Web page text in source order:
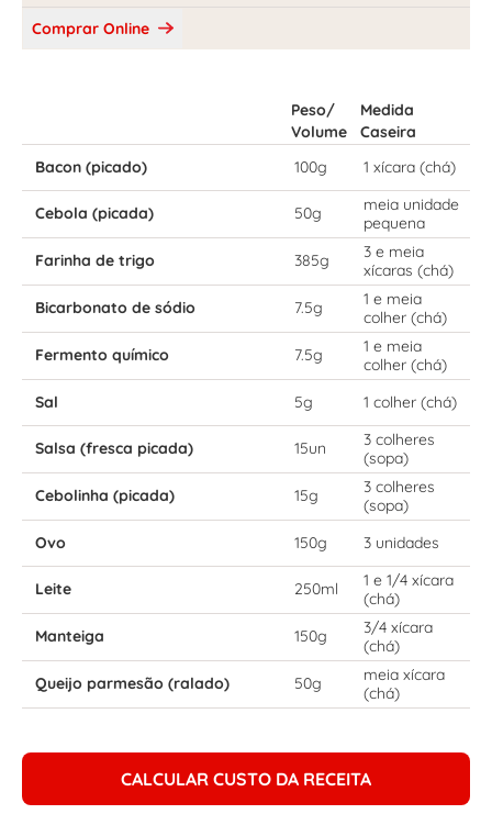
Comprar Online
Peso/
Volume
Medida
Caseira
Bacon (picado)
100g 1 xícara (chá)
Cebola (picada) 50g
meia unidade
pequena
Farinha de trigo
385g
3 e meia
xícaras (chá)
Bicarbonato de sódio
7.5g
1 e meia
colher (chá)
Fermento químico
7.5g
1 e meia
colher (chá)
Sal
5g 1 colher (chá)
Salsa (fresca picada) 15un
3 colheres
(sopa)
Cebolinha (picada)
15g
3 colheres
(sopa)
Ovo
150g 3 unidades
Leite 250ml
1 e 1/4 xícara
(chá)
Manteiga
150g
3/4 xícara
(chá)
Queijo parmesão (ralado)
50g
meia xícara
(chá)
CALCULAR CUSTO DA RECEITA